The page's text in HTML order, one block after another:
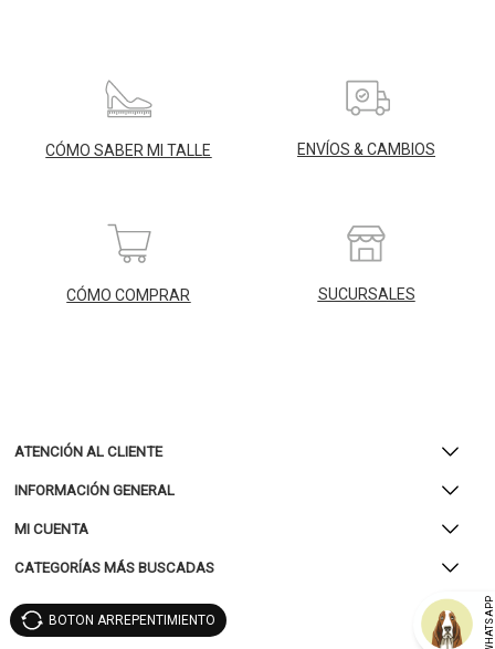
CÓMO SABER MI TALLE ENVÍOS & CAMBIOS
CÓMO COMPRAR SUCURSALES
ATENCIÓN AL CLIENTE
INFORMACIÓN GENERAL
MI CUENTA
CATEGORÍAS MÁS BUSCADAS
WHATSAPP
BOTON ARREPENTIMIENTO